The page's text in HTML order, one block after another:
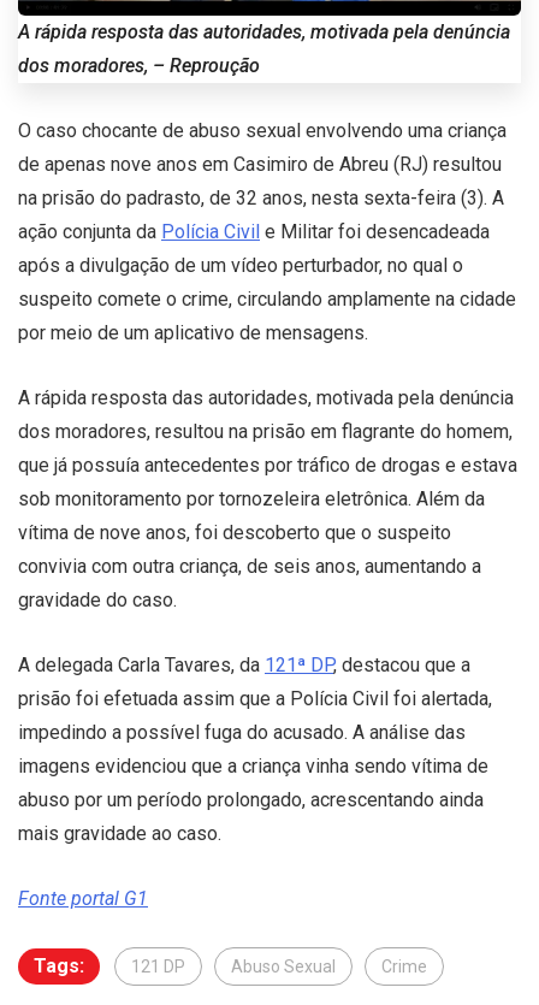
A rápida resposta das autoridades, motivada pela denúncia
dos moradores, – Reproução
O caso chocante de abuso sexual envolvendo uma criança
de apenas nove anos em Casimiro de Abreu (RJ) resultou
na prisão do padrasto, de 32 anos, nesta sexta-feira (3). A
ação conjunta da Polícia Civil e Militar foi desencadeada
após a divulgação de um vídeo perturbador, no qual o
suspeito comete o crime, circulando amplamente na cidade
por meio de um aplicativo de mensagens.
A rápida resposta das autoridades, motivada pela denúncia
dos moradores, resultou na prisão em flagrante do homem,
que já possuía antecedentes por tráfico de drogas e estava
sob monitoramento por tornozeleira eletrônica. Além da
vítima de nove anos, foi descoberto que o suspeito
convivia com outra criança, de seis anos, aumentando a
gravidade do caso.
A delegada Carla Tavares, da 121ª DP, destacou que a
prisão foi efetuada assim que a Polícia Civil foi alertada,
impedindo a possível fuga do acusado. A análise das
imagens evidenciou que a criança vinha sendo vítima de
abuso por um período prolongado, acrescentando ainda
mais gravidade ao caso.
Fonte portal G1
Tags: 121 DP Abuso Sexual Crime